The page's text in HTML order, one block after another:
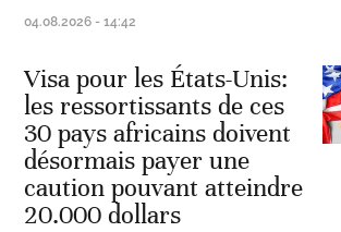
04.08.2026 - 14:42
Visa pour les États-Unis:
les ressortissants de ces
30 pays africains doivent
désormais payer une
caution pouvant atteindre
20.000 dollars